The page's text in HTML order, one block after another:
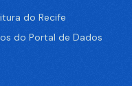
do Recife
do Portal de Dados